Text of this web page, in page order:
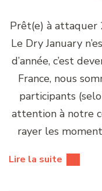
Prêt(e) à attaquer
Le Dry January
d’année, c’est
France, nous
participants
attention à notre
rayer les
Lire la suite